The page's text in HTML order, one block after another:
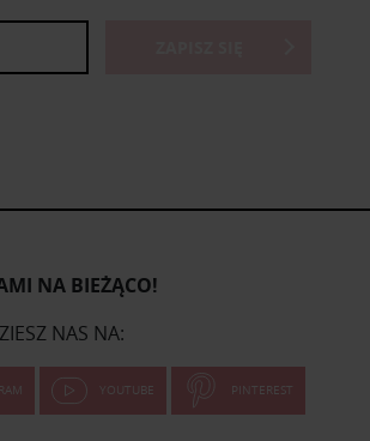
NA BIEŻĄCO!
NAS NA:
YOUTUBE PINTEREST